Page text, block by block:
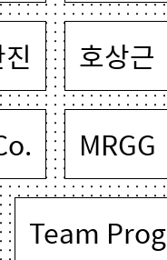
호상근
MRGG
Team